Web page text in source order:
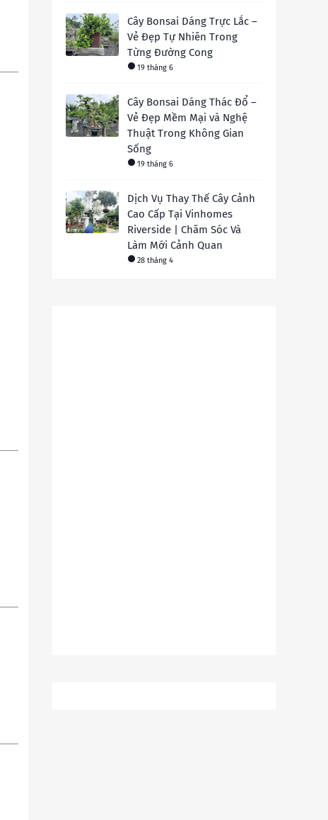
Cây Bonsai Dáng Trực Lắc –
Vẻ Đẹp Tự Nhiên Trong
Từng Đường Cong
19 tháng 6
Cây Bonsai Dáng Thác Đổ –
Vẻ Đẹp Mềm Mại và Nghệ
Thuật Trong Không Gian
Sống
19 tháng 6
Dịch Vụ Thay Thế Cây Cảnh
Cao Cấp Tại Vinhomes
Riverside | Chăm Sóc Và
Làm Mới Cảnh Quan
28 tháng 4